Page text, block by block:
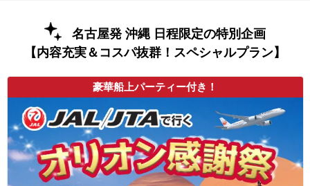
名古屋発 沖縄 日程限定の特別企画
【内容充実＆コスパ抜群！スペシャルプラン】
豪華船上パーティー付き！